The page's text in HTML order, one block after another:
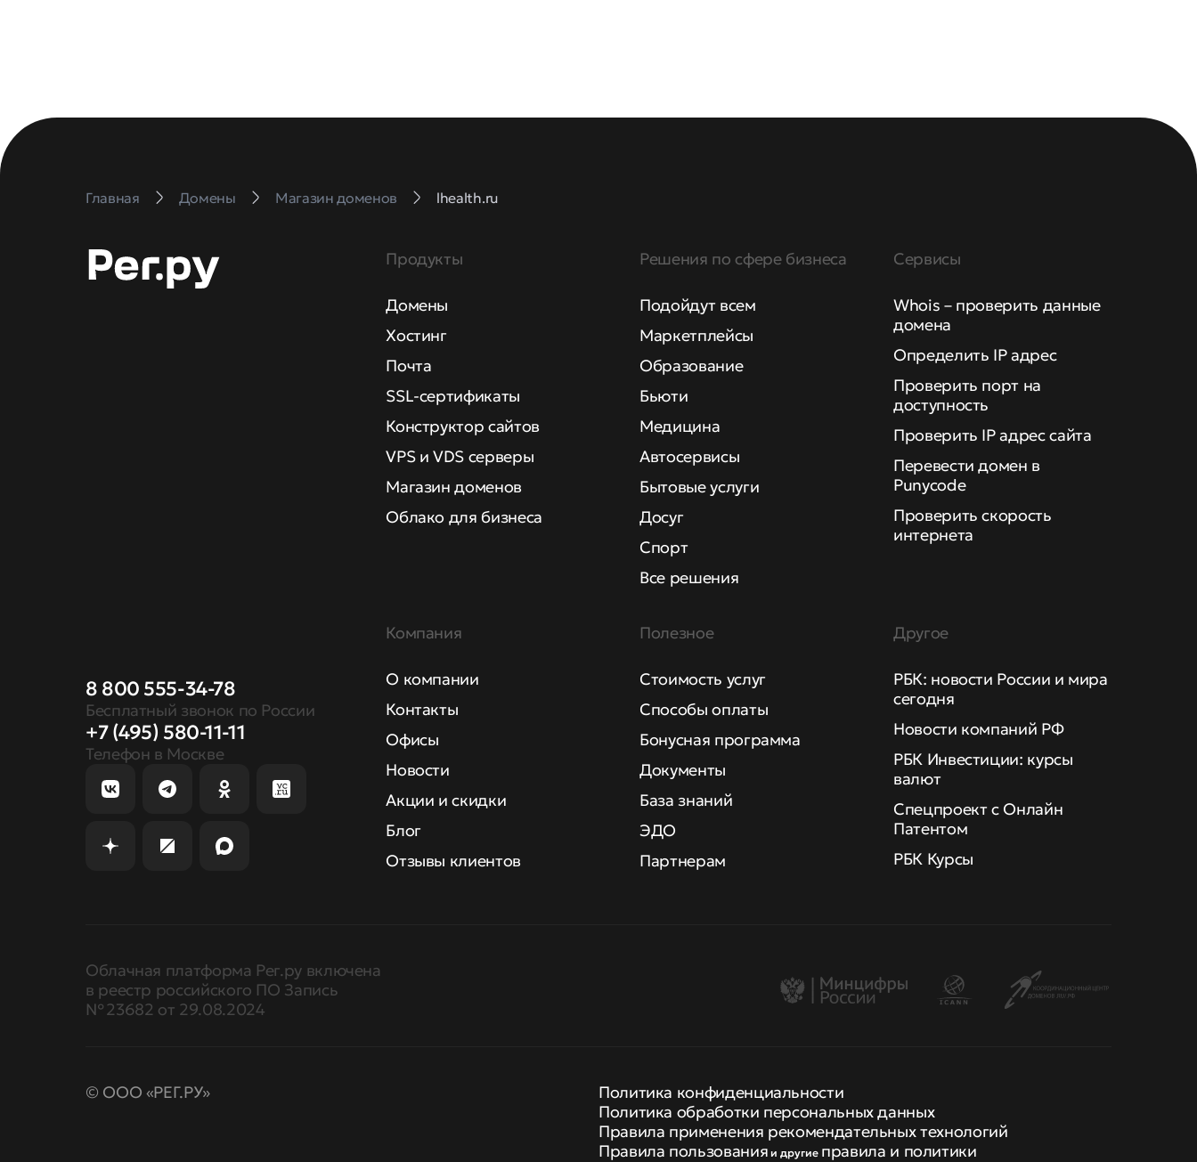
Главная Домены Магазин доменов lhealth.ru
8 800 555-34-78
Бесплатный звонок по России
+7 (495) 580-11-11
Телефон в Москве
Продукты
Домены
Хостинг
Почта
SSL-сертификаты
Конструктор сайтов
VPS и VDS серверы
Магазин доменов
Облако для бизнеса
Решения по сфере бизнеса
Подойдут всем
Маркетплейсы
Образование
Бьюти
Медицина
Автосервисы
Бытовые услуги
Досуг
Спорт
Все решения
Сервисы
Whois – проверить данные
домена
Определить IP адрес
Проверить порт на
доступность
Проверить IP адрес сайта
Перевести домен в
Punycode
Проверить скорость
интернета
Компания
О компании
Контакты
Офисы
Новости
Акции и скидки
Блог
Отзывы клиентов
Полезное
Стоимость услуг
Способы оплаты
Бонусная программа
Документы
База знаний
ЭДО
Партнерам
Другое
РБК: новости России и мира
сегодня
Новости компаний РФ
РБК Инвестиции: курсы
валют
Спецпроект с Онлайн
Патентом
РБК Курсы
Облачная платформа Рег.ру включена
в реестр российского ПО Запись
№ 23682 от 29.08.2024
© ООО «РЕГ.РУ»
Политика конфиденциальности
Политика обработки персональных данных
Правила применения рекомендательных технологий
Правила пользования и другие правила и политики